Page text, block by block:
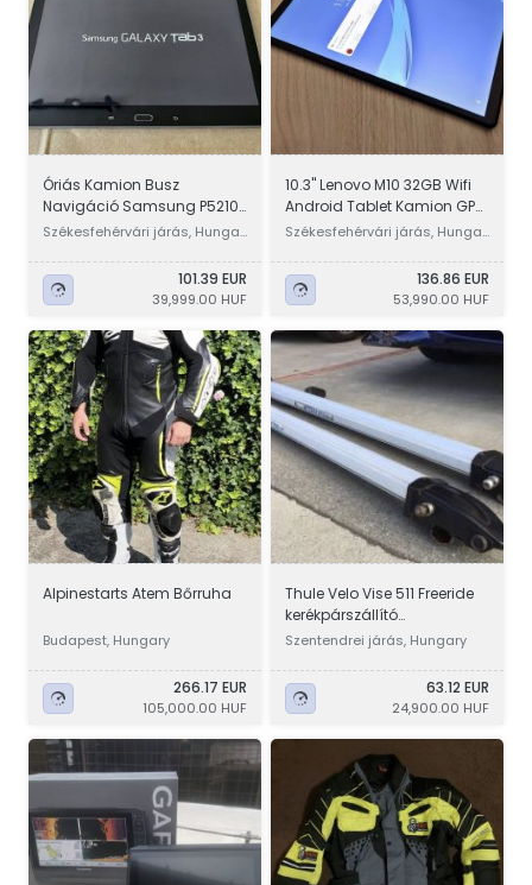
Óriás Kamion Busz
Navigáció Samsung P5210
16GB Wifi Tablet GPS 2023EU
Székesfehérvári járás, Hungar
101.39 EUR
39,999.00 HUF
10.3" Lenovo M10 32GB Wifi
Android Tablet Kamion GPS
Navigáció 2023 EU
Székesfehérvári járás, Hungar
136.86 EUR
53,990.00 HUF
Alpinestarts Atem Bőrruha
Budapest, Hungary
266.17 EUR
105,000.00 HUF
Thule Velo Vise 511 Freeride
kerékpárszállító
kerékpártartó
Szentendrei járás, Hungary
63.12 EUR
24,900.00 HUF